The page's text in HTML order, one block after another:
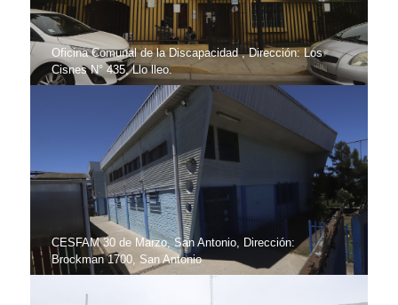
Oficina Comunal de la Discapacidad , Dirección: Los
Cisnes N° 435, Llo lleo.
CESFAM 30 de Marzo, San Antonio, Dirección:
Brockman 1700, San Antonio